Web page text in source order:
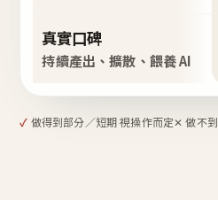
真實口碑
持續產出、擴散、餵養 AI
✓ 做得到部分／短期 視操作而定✕ 做不到